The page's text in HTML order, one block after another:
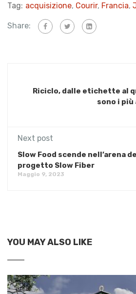
Tag: acquisizione, Courir, Francia,
Share:
Riciclo, dalle etichette al
sono i
Next post
Slow Food scende nell’arena
progetto Slow Fiber
Maggio 9, 2023
YOU MAY ALSO LIKE